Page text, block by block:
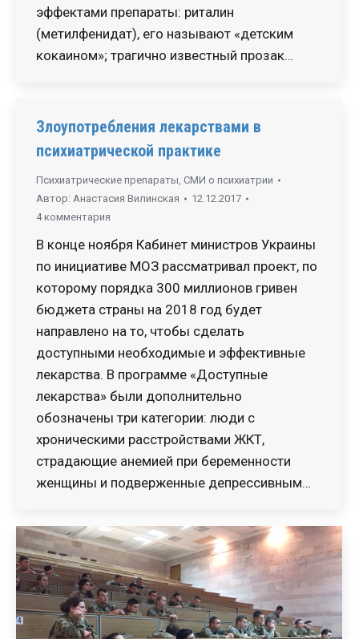
эффектами препараты: риталин
(метилфенидат), его называют «детским
кокаином»; трагично известный прозак…
Злоупотребления лекарствами в
психиатрической практике
Психиатрические препараты, СМИ о психиатрии
Автор: Анастасия Вилинская
12.12.2017
4 комментария
В конце ноября Кабинет министров Украины
по инициативе МОЗ рассматривал проект, по
которому порядка 300 миллионов гривен
бюджета страны на 2018 год будет
направлено на то, чтобы сделать
доступными необходимые и эффективные
лекарства. В программе «Доступные
лекарства» были дополнительно
обозначены три категории: люди с
хроническими расстройствами ЖКТ,
страдающие анемией при беременности
женщины и подверженные депрессивным…